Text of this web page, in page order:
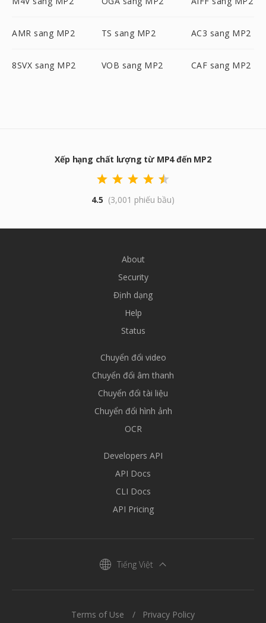
AMR sang MP2 TS sang MP2 AC3 sang MP2
8SVX sang MP2 VOB sang MP2 CAF sang MP2
Xếp hạng chất lượng từ MP4 đến MP2
4.5 (3,001 phiếu bầu)
About
Security
Định dạng
Help
Status
Chuyển đổi video
Chuyển đổi âm thanh
Chuyển đổi tài liệu
Chuyển đổi hình ảnh
OCR
Developers API
API Docs
CLI Docs
API Pricing
Tiếng Việt
Terms of Use Privacy Policy